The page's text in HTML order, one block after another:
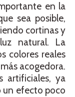
en la
sea posible,
cortinas y
natural. La
colores reales
acogedora.
artificiales, ya
un efecto poco